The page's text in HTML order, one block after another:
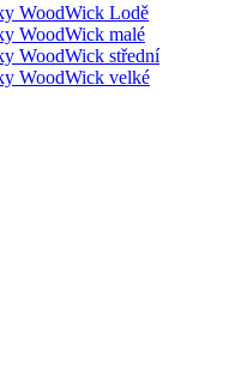
WoodWick Lodě
WoodWick malé
WoodWick střední
WoodWick velké